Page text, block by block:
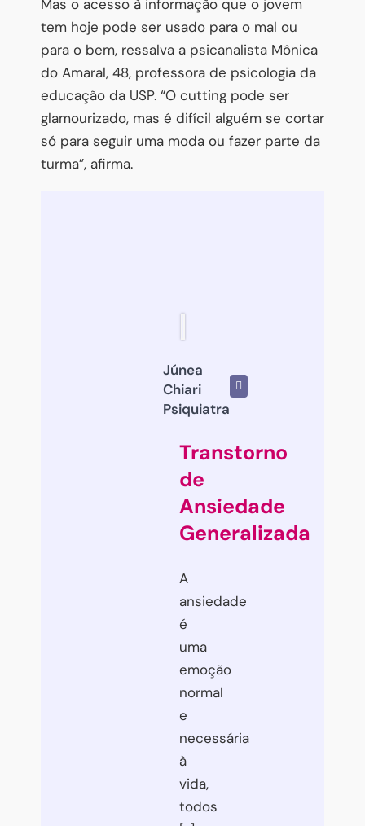
Mas o acesso à informação que o jovem
tem hoje pode ser usado para o mal ou
para o bem, ressalva a psicanalista Mônica
do Amaral, 48, professora de psicologia da
educação da USP. “O cutting pode ser
glamourizado, mas é difícil alguém se cortar
só para seguir uma moda ou fazer parte da
turma”, afirma.
Júnea
Chiari
Psiquiatra
Transtorno
de
Ansiedade
Generalizada
A
ansiedade
é
uma
emoção
normal
e
necessária
à
vida,
todos